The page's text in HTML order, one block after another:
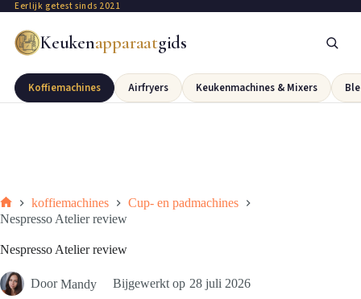
Eerlijk getest sinds 2021
Keukenapparaatgids
Koffiemachines Airfryers Keukenmachines & Mixers
koffiemachines
Cup- en padmachines
Nespresso Atelier review
Nespresso Atelier review
Door Mandy Bijgewerkt op 28 juli 2026